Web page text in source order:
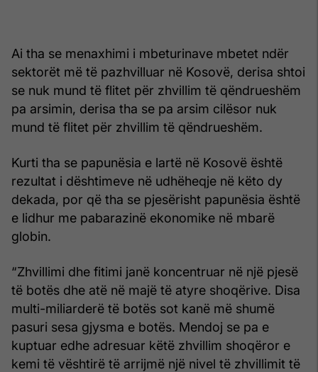
Ai tha se menaxhimi i mbeturinave mbetet ndër
sektorët më të pazhvilluar në Kosovë, derisa shtoi
se nuk mund të flitet për zhvillim të qëndrueshëm
pa arsimin, derisa tha se pa arsim cilësor nuk
mund të flitet për zhvillim të qëndrueshëm.
Kurti tha se papunësia e lartë në Kosovë është
rezultat i dështimeve në udhëheqje në këto dy
dekada, por që tha se pjesërisht papunësia është
e lidhur me pabarazinë ekonomike në mbarë
globin.
“Zhvillimi dhe fitimi janë koncentruar në një pjesë
të botës dhe atë në majë të atyre shoqërive. Disa
multi-miliarderë të botës sot kanë më shumë
pasuri sesa gjysma e botës. Mendoj se pa e
kuptuar edhe adresuar këtë zhvillim shoqëror e
kemi të vështirë të arrijmë një nivel të zhvillimit të